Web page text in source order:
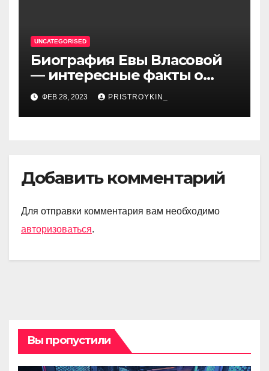
UNCATEGORISED
Биография Евы Власовой
— интересные факты о
личной жизни популярной
исполнительницы
ФЕВ 28, 2023 PRISTROYKIN_
Добавить комментарий
Для отправки комментария вам необходимо
авторизоваться.
Вы пропустили